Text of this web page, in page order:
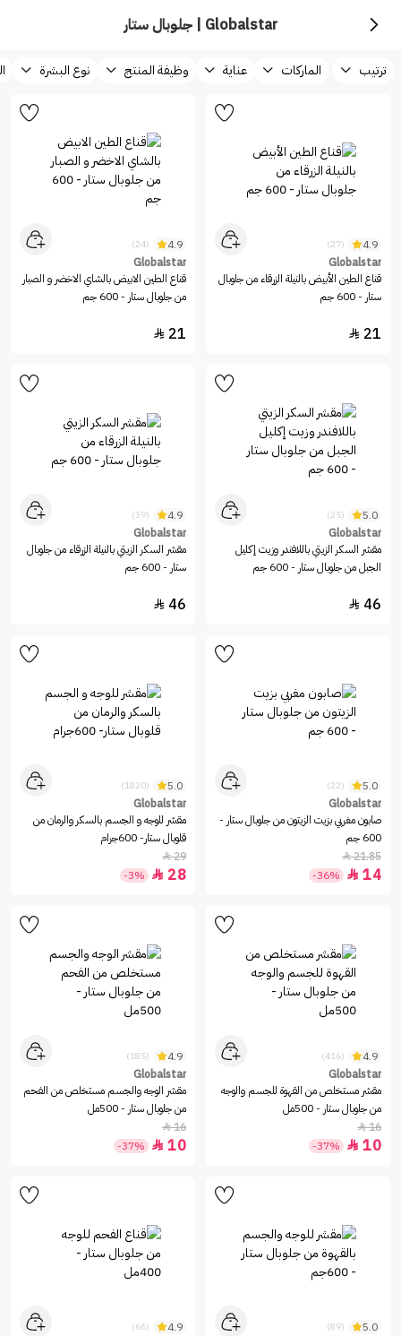
Globalstar | جلوبال ستار
ترتيب الماركات عناية وظيفة المنتج نوع البشرة
4.9
(27)
Globalstar
قناع الطين الأبيض بالنيلة الزرقاء من جلوبال
ستار - 600 جم
21

4.9
(24)
Globalstar
قناع الطين الابيض بالشاي الاخضر و الصبار
من جلوبال ستار - 600 جم
21

5.0
(25)
Globalstar
مقشر السكر الزيتي باللافندر وزيت إكليل
الجبل من جلوبال ستار - 600 جم
46

4.9
(39)
Globalstar
مقشر السكر الزيتي بالنيلة الزرقاء من جلوبال
ستار - 600 جم
46

5.0
(22)
Globalstar
صابون مغربي بزيت الزيتون من جلوبال ستار -
600 جم
21.85

14

-36%
5.0
(1820)
Globalstar
مقشر للوجه و الجسم بالسكر والرمان من
قلوبال ستار- 600جرام
29

28

-3%
4.9
(416)
Globalstar
مقشر مستخلص من القهوة للجسم والوجه
من جلوبال ستار - 500مل
16

10

-37%
4.9
(185)
Globalstar
مقشر الوجه والجسم مستخلص من الفحم
من جلوبال ستار - 500مل
16

10

-37%
5.0
(89)
4.9
(66)